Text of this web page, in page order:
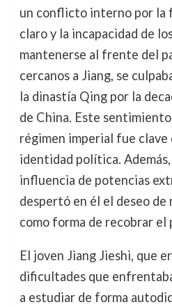
un conflicto interno por la
claro y la incapacidad de
mantenerse al frente del
cercanos a Jiang, se
la dinastía Qing por la
de China. Este
régimen imperial fue clave
identidad política.
influencia de potencias
despertó en él el deseo de
como forma de recobrar
El joven Jiang Jieshi, que
dificultades que
a estudiar de forma